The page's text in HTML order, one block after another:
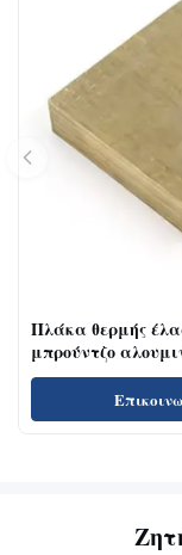
Πλάκα θερμής
μπρούντζο
βιομηχανία
βουρτσισμένη